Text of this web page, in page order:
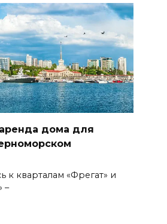
дома для
к кварталам «Фрегат» и
–